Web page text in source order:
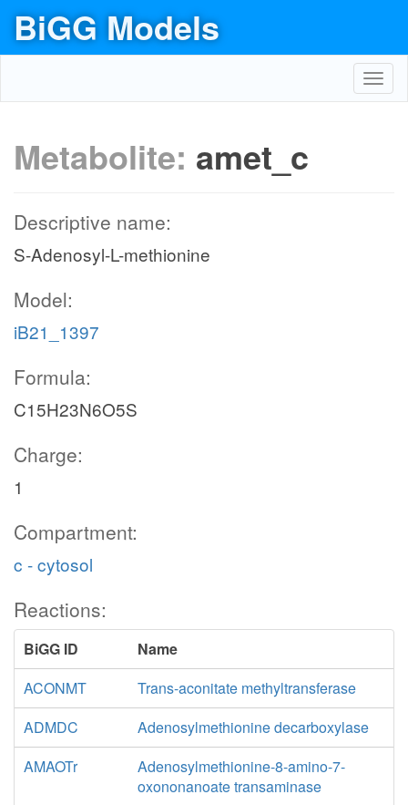
BiGG Models
Metabolite: amet_c
Descriptive name:
S-Adenosyl-L-methionine
Model:
iB21_1397
Formula:
C15H23N6O5S
Charge:
1
Compartment:
c - cytosol
Reactions:
BiGG ID
Name
ACONMT
Trans-aconitate methyltransferase
ADMDC
Adenosylmethionine decarboxylase
AMAOTr
Adenosylmethionine-8-amino-7-
oxononanoate transaminase